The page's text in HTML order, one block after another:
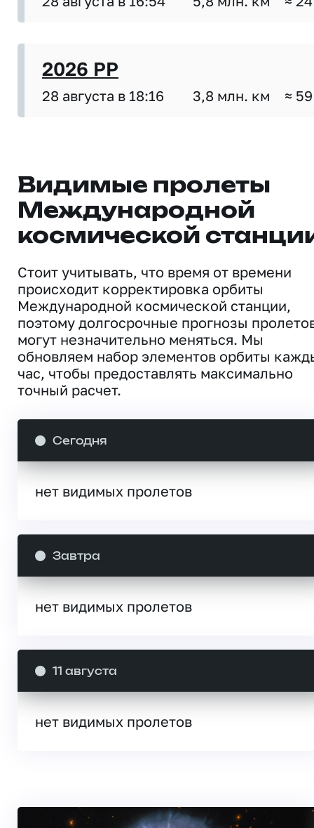
2026 PP
28 августа в 18:16 3,8 млн. км ≈
Видимые пролеты
Международной
космической
Стоит учитывать, что время от времени
происходит корректировка орбиты
Международной космической станции,
поэтому долгосрочные прогнозы
могут незначительно меняться. Мы
обновляем набор элементов орбиты
час, чтобы предоставлять максимально
точный расчет.
Сегодня
нет видимых пролетов
Завтра
нет видимых пролетов
11 августа
нет видимых пролетов